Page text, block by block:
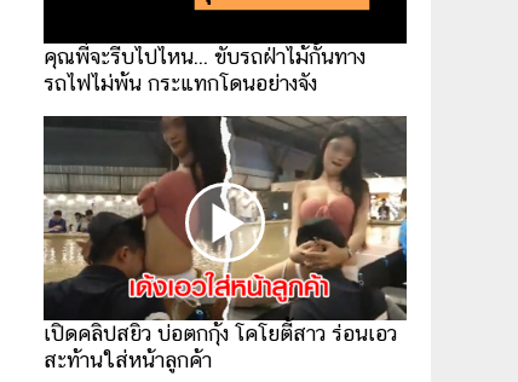
คุณพี่จะรีบไปไหน... ขับรถฝ่าไม้กั้นทาง
รถไฟไม่พ้น กระแทกโดนอย่างจัง
เปิดคลิปสยิว บ่อตกกุ้ง โคโยตี้สาว ร่อนเอว
สะท้านใส่หน้าลูกค้า